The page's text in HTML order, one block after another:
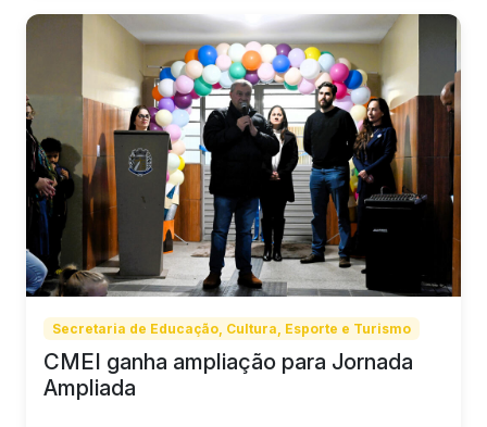
Secretaria de Educação, Cultura, Esporte e Turismo
CMEI ganha ampliação para Jornada
Ampliada